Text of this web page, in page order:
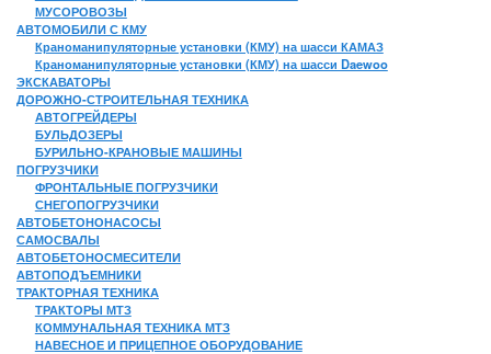
МУСОРОВОЗЫ
АВТОМОБИЛИ С КМУ
Краноманипуляторные установки (КМУ) на шасси КАМАЗ
Краноманипуляторные установки (КМУ) на шасси Daewoo
ЭКСКАВАТОРЫ
ДОРОЖНО-СТРОИТЕЛЬНАЯ ТЕХНИКА
АВТОГРЕЙДЕРЫ
БУЛЬДОЗЕРЫ
БУРИЛЬНО-КРАНОВЫЕ МАШИНЫ
ПОГРУЗЧИКИ
ФРОНТАЛЬНЫЕ ПОГРУЗЧИКИ
СНЕГОПОГРУЗЧИКИ
АВТОБЕТОНОНАСОСЫ
САМОСВАЛЫ
АВТОБЕТОНОСМЕСИТЕЛИ
АВТОПОДЪЕМНИКИ
ТРАКТОРНАЯ ТЕХНИКА
ТРАКТОРЫ МТЗ
КОММУНАЛЬНАЯ ТЕХНИКА МТЗ
НАВЕСНОЕ И ПРИЦЕПНОЕ ОБОРУДОВАНИЕ